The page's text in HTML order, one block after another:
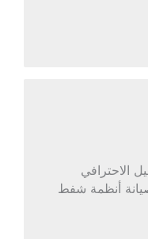
الاحترافي
أنظمة شفط